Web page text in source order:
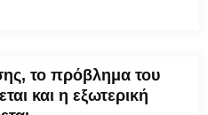
το πρόβλημα του
και η εξωτερική